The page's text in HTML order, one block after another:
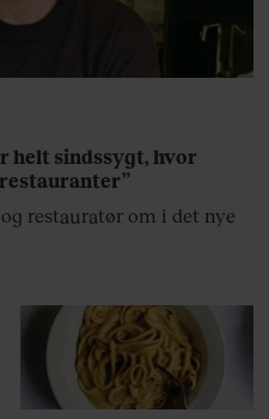
helt sindssygt, hvor
restauratør om i det nye